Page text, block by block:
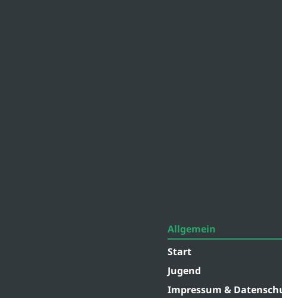
Allgemein
Start
Jugend
Impressum &